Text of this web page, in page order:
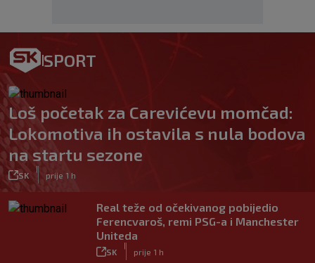
SPORT
Loš početak za Carevićevu momčad:
Lokomotiva ih ostavila s nula bodova
na startu sezone
SK prije 1 h
Real teže od očekivanog pobijedio
Ferencvaroš, remi PSG-a i Manchester
Uniteda
SK prije 1 h